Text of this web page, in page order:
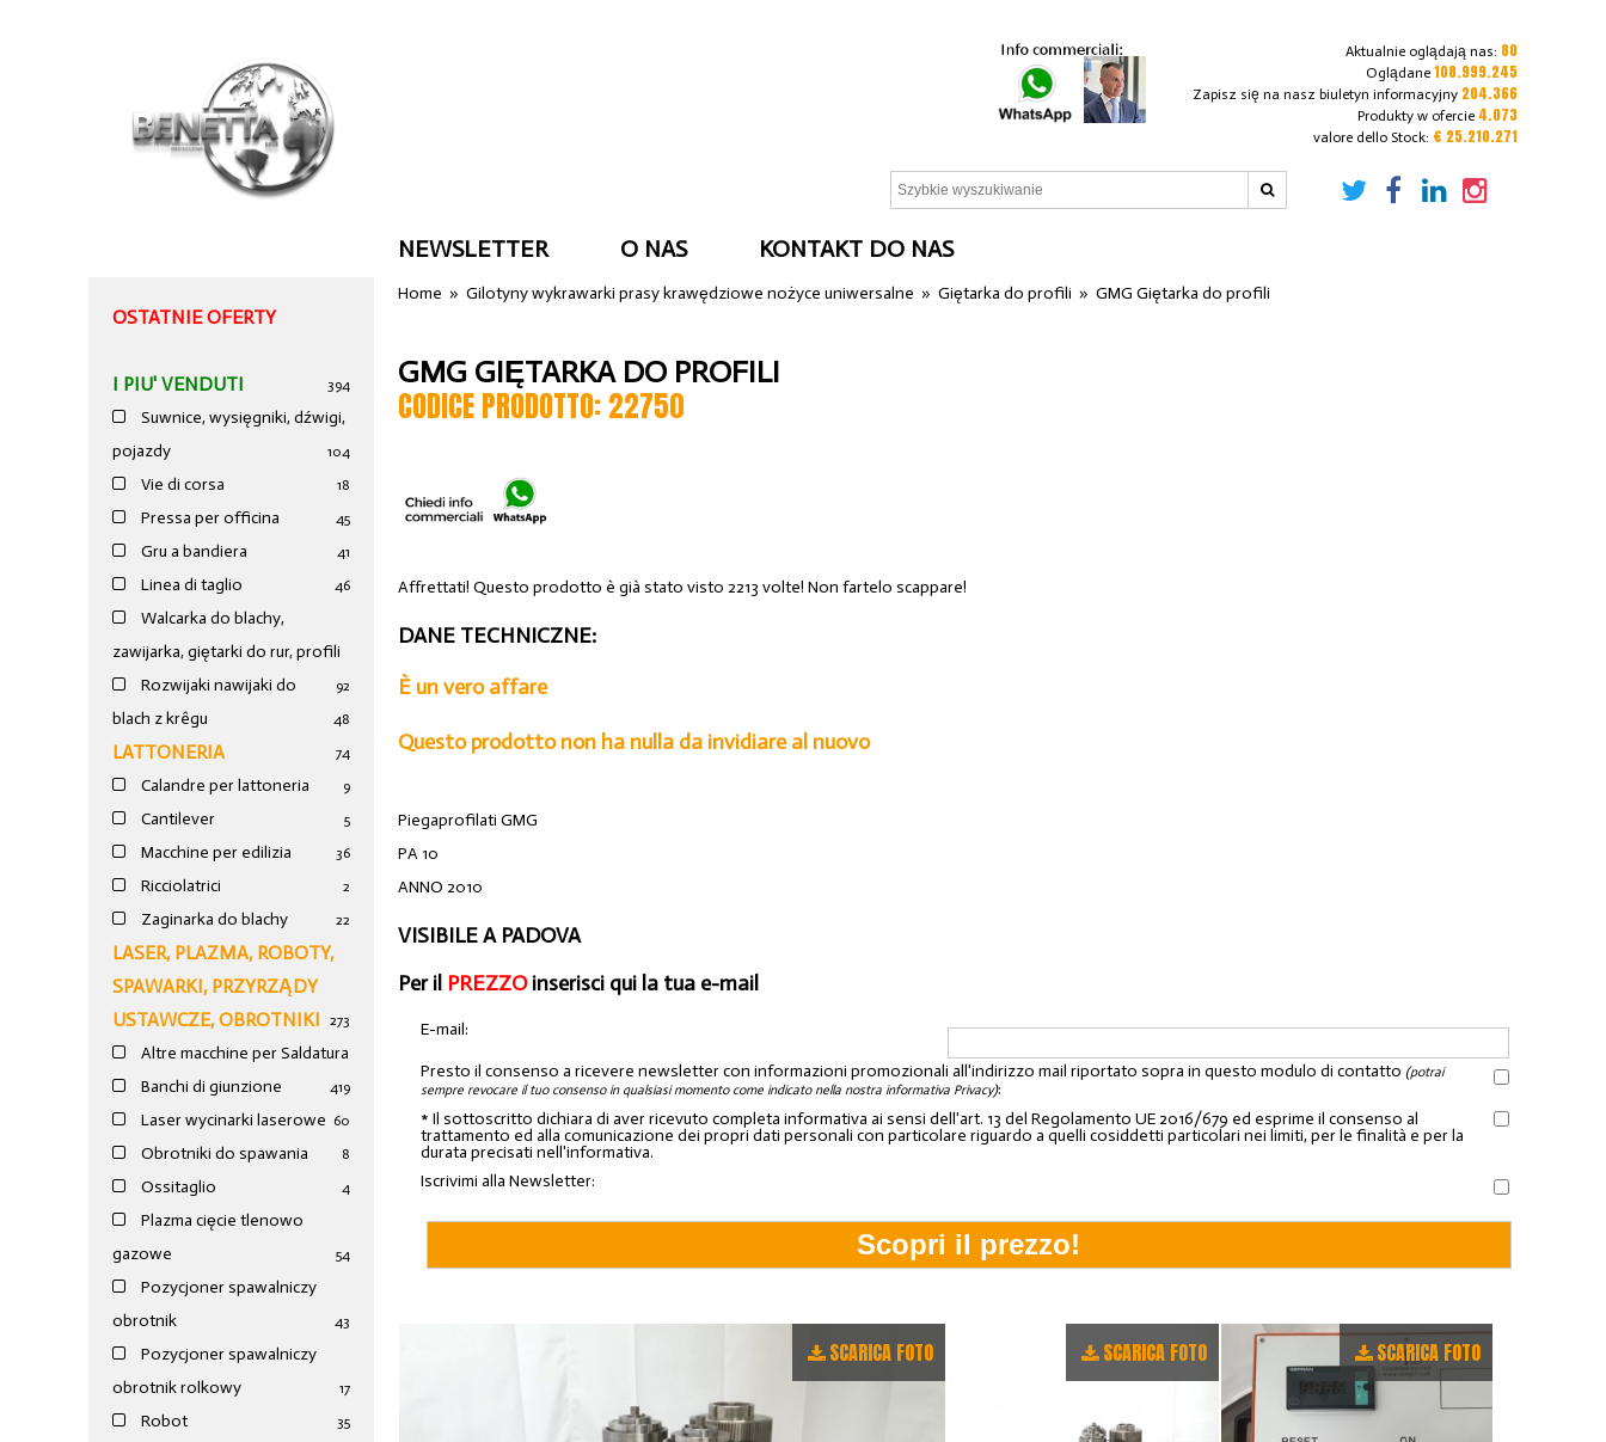
Aktualnie oglądają nas: 80
Oglądane 108.999.245
Zapisz się na nasz biuletyn informacyjny 204.366
Produkty w ofercie 4.073
valore dello Stock: € 25.210.271
NEWSLETTER O NAS KONTAKT DO NAS
OSTATNIE OFERTY
I PIU' VENDUTI 394
Suwnice, wysięgniki, dźwigi,
pojazdy
104
Vie di corsa 18
Pressa per officina 45
Gru a bandiera 41
Linea di taglio 46
Walcarka do blachy,
zawijarka, giętarki do rur, profili
92
Rozwijaki nawijaki do
blach z krêgu
48
LATTONERIA 74
Calandre per lattoneria 9
Cantilever 5
Macchine per edilizia 36
Ricciolatrici 2
Zaginarka do blachy 22
LASER, PLAZMA, ROBOTY,
SPAWARKI, PRZYRZĄDY
USTAWCZE, OBROTNIKI
273
Altre macchine per Saldatura
19
Banchi di giunzione 4
Laser wycinarki laserowe 60
Obrotniki do spawania 8
Ossitaglio 4
Plazma cięcie tlenowo
gazowe
54
Pozycjoner spawalniczy
obrotnik
43
Pozycjoner spawalniczy
obrotnik rolkowy
17
Robot 35
Home »Gilotyny wykrawarki prasy krawędziowe nożyce uniwersalne »Giętarka do profili »GMG Giętarka do profili
GMG GIĘTARKA DO PROFILI
CODICE PRODOTTO: 22750
Affrettati! Questo prodotto è già stato visto 2213 volte! Non fartelo scappare!
DANE TECHNICZNE:
È un vero affare
Questo prodotto non ha nulla da invidiare al nuovo
Piegaprofilati GMG
PA 10
ANNO 2010
VISIBILE A PADOVA
Per il PREZZOinserisci qui la tua e-mail
E-mail:
Presto il consenso a ricevere newsletter con informazioni promozionali all'indirizzo mail riportato sopra in questo modulo di contatto (potrai
sempre revocare il tuo consenso in qualsiasi momento come indicato nella nostra informativa Privacy):
* Il sottoscritto dichiara di aver ricevuto completa informativa ai sensi dell'art. 13 del Regolamento UE 2016/679 ed esprime il consenso al
trattamento ed alla comunicazione dei propri dati personali con particolare riguardo a quelli cosiddetti particolari nei limiti, per le finalità e per la
durata precisati nell'informativa.
Iscrivimi alla Newsletter:
SCARICA FOTO SCARICA FOTO SCARICA FOTO